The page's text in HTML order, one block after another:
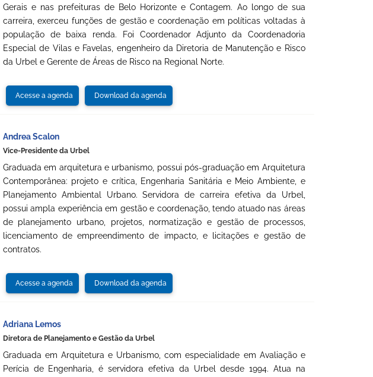
Gerais e nas prefeituras de Belo Horizonte e Contagem. Ao longo de sua
carreira, exerceu funções de gestão e coordenação em políticas voltadas à
população de baixa renda. Foi Coordenador Adjunto da Coordenadoria
Especial de Vilas e Favelas, engenheiro da Diretoria de Manutenção e Risco
da Urbel e Gerente de Áreas de Risco na Regional Norte.
Acesse a agenda Download da agenda
Andrea Scalon
Vice-Presidente da Urbel
Graduada em arquitetura e urbanismo, possui pós-graduação em Arquitetura
Contemporânea: projeto e crítica, Engenharia Sanitária e Meio Ambiente, e
Planejamento Ambiental Urbano. Servidora de carreira efetiva da Urbel,
possui ampla experiência em gestão e coordenação, tendo atuado nas áreas
de planejamento urbano, projetos, normatização e gestão de processos,
licenciamento de empreendimento de impacto, e licitações e gestão de
contratos.
Acesse a agenda Download da agenda
Adriana Lemos
Diretora de Planejamento e Gestão da Urbel
Graduada em Arquitetura e Urbanismo, com especialidade em Avaliação e
Perícia de Engenharia, é servidora efetiva da Urbel desde 1994. Atua na